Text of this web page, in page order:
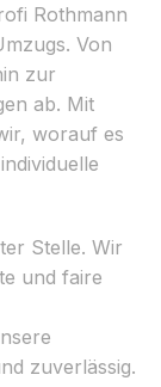
Rothmann
Von
zur
ab. Mit
worauf es
Stelle. Wir
und faire
zuverlässig.